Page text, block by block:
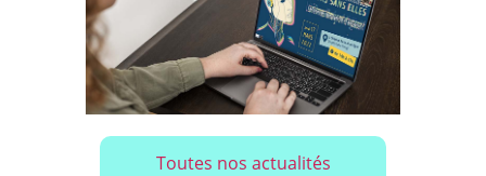
Toutes nos actualités